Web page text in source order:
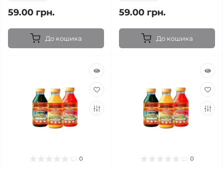
59.00 грн.
До кошика
59.00 грн.
До кошика
0 0